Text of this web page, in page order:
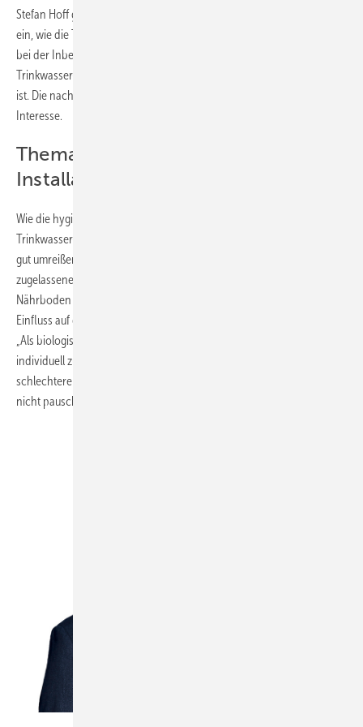
Stefan Hoff gingen im SBZ-Webinar auf die entscheidenden Aspekte
ein, wie die Trinkwassergüte entlang des kompletten Fließwegs sowie
bei der Inbetriebnahme und dem bestimmungsgemäßen Betrieb einer
Trinkwasser-Installation in Ein- und Zweifamilienhäusern zu erhalten
ist. Die nachfolgenden Themen stießen dabei auf besonders großes
Interesse.
Thema: Hygienegerechte
Installationen
Wie die hygienegerechte Auslegung und Umsetzung einer
Trinkwasser-Installation aussieht, lässt sich mit wenigen Stichworten
gut umreißen: bedarfsgerecht dimensionieren und mit geprüft
zugelassenen Werkstoffen sauber installieren, um Bakterien keinen
Nährboden zu bieten. Inwieweit Rohrwerkstoffe und deren Rauigkeit
Einfluss auf dieses Wachstum haben, lässt sich nicht genau beziffern.
„Als biologisches System ist jede Trinkwasser-Installation ganz
individuell zu sehen. Ob zum Beispiel ein Rohrwerkstoff bessere oder
schlechtere Entwicklungsbedingungen für Bio­filme bietet, kann also
nicht pauschal beantwortet werden“, so Dr. Schauer.